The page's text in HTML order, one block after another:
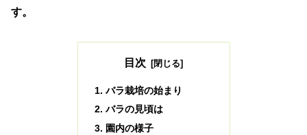
す。
目次
バラ栽培の始まり
バラの見頃は
園内の様子